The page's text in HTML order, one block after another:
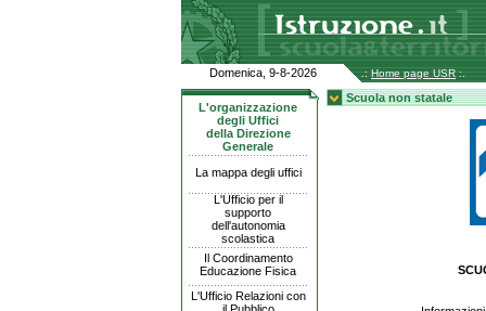
Domenica, 9-8-2026 .: Home page USR :.
L'organizzazione
degli Uffici
della Direzione
Generale
La mappa degli uffici
L'Ufficio per il
supporto
dell'autonomia
scolastica
Il Coordinamento
Educazione Fisica
L'Ufficio Relazioni con
Scuola non statale